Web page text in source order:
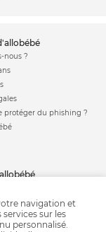
nous ?
protéger du phishing ?
navigation et
sur les
personnalisé.